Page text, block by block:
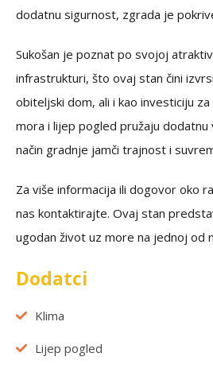
dodatnu sigurnost, zgrada je
Sukošan je poznat po svojoj
infrastrukturi, što ovaj stan čini
obiteljski dom, ali i kao investiciju
mora i lijep pogled pružaju
način gradnje jamči trajnost i
Za više informacija ili dogovor oko
nas kontaktirajte. Ovaj stan
ugodan život uz more na jednoj od
Dodatci
Klima
Lijep pogled